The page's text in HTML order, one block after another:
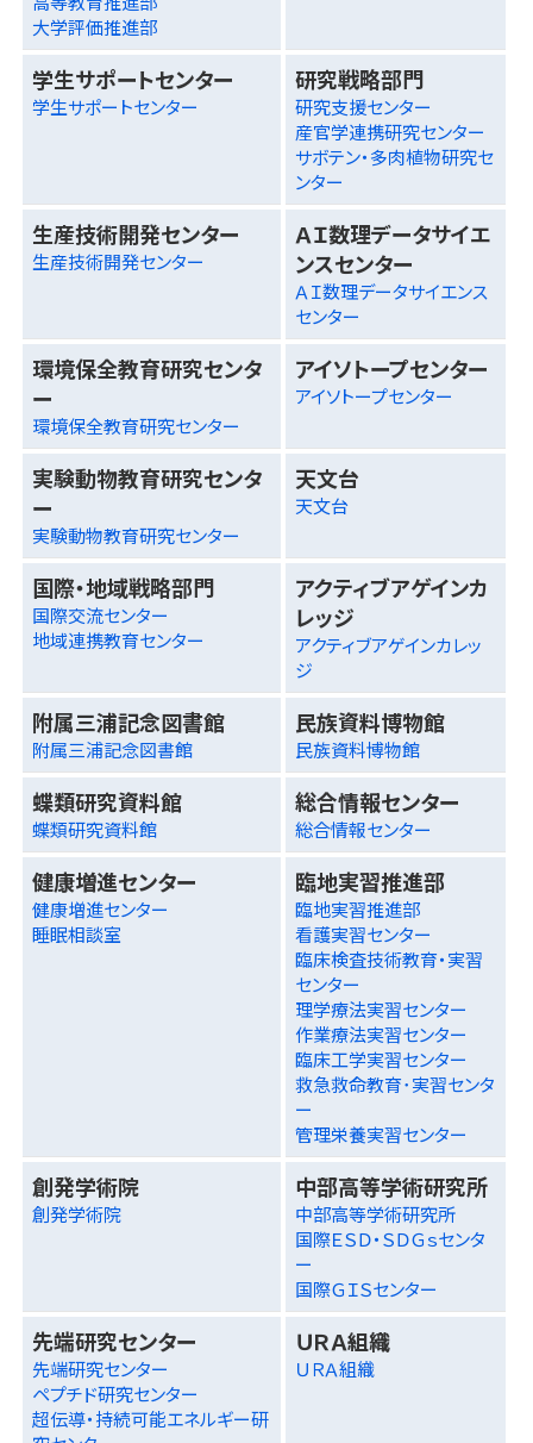
大学評価推進部
学生サポートセンター
学生サポートセンター
研究戦略部門
研究支援センター
産官学連携研究センター
サボテン・多肉植物研究セ
ンター
生産技術開発センター
生産技術開発センター
ＡＩ数理データサイエ
ンスセンター
ＡＩ数理データサイエンス
センター
環境保全教育研究センタ
ー
環境保全教育研究センター
アイソトープセンター
アイソトープセンター
実験動物教育研究センタ
ー
実験動物教育研究センター
天文台
天文台
国際・地域戦略部門
国際交流センター
地域連携教育センター
アクティブアゲインカ
レッジ
アクティブアゲインカレッ
ジ
附属三浦記念図書館
附属三浦記念図書館
民族資料博物館
民族資料博物館
蝶類研究資料館
蝶類研究資料館
総合情報センター
総合情報センター
健康増進センター
健康増進センター
睡眠相談室
臨地実習推進部
臨地実習推進部
看護実習センター
臨床検査技術教育・実習
センター
理学療法実習センター
作業療法実習センター
臨床工学実習センター
救急救命教育･実習センタ
ー
管理栄養実習センター
創発学術院
創発学術院
中部高等学術研究所
中部高等学術研究所
国際ＥＳＤ・ＳＤＧｓセンタ
ー
国際ＧＩＳセンター
先端研究センター
先端研究センター
ペプチド研究センター
超伝導・持続可能エネルギー研
ＵＲＡ組織
ＵＲＡ組織